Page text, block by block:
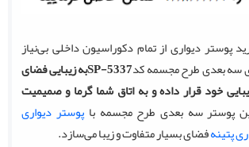
پوستر دیواری از تمام دکوراسیون داخلی بی‌نیاز
سه بعدی طرح مجسمه کد
SP-5337
به زیبایی فضای
خود قرار داده و به اتاق شما گرما و صمیمیت
پوستر سه بعدی طرح مجسمه باپوستر دیواری
پتینهفضای بسیار متفاوت و زیبا می‌سازد.